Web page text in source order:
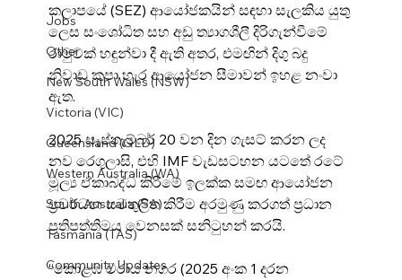
Jobs
Other
New South Wales (NSW)
Victoria (VIC)
Queensland (QLD)
Western Australia (WA)
South Australia (SA)
Tasmania (TAS)
Community Updates
කලාපයේ (SEZ) ආයෝජකයින් සඳහා සැලකිය යුතු
ලෙස සංශෝධිත සහ අඩු ත්‍යාගශීලී දිරිගැන්වීමේ
රාමුවක් හඳුන්වා දී ඇති අතර, එමඟින් දිගු බදු
නිවාඩු කපා හැර ආයෝජන සීමාවන් ඉහළ නංවා
ඇත.
2025 සැප්තැම්බර් 20 වන දින ගැසට් කරන ලද
නව රෙගුලාසි, එහි IMF වැඩසටහන යටතේ රටේ
මූල්‍ය ඒකාබද්ධ කිරීමේ ඉලක්ක සමඟ ආයෝජන
ප්‍රවර්ධන සමතුලිත කිරීම අරමුණු කරගත් ප්‍රධාන
ප්‍රතිපත්තිමය වෙනසක් සනිටුහන් කරයි.
“කොළඹ වරාය නගර (2025 අංක 1 දරන